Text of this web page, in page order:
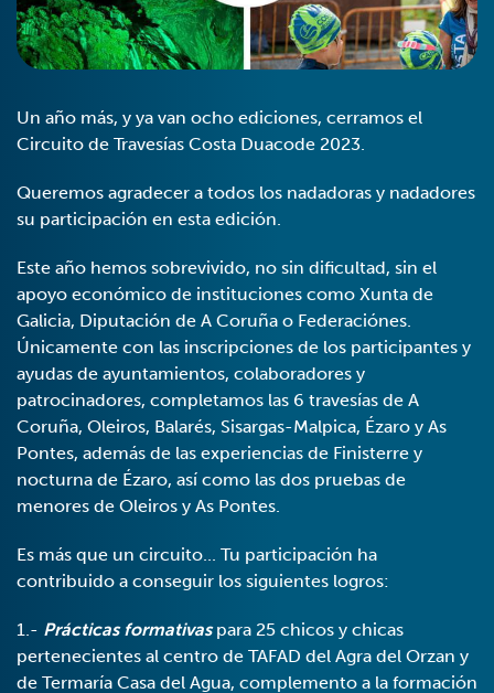
Un año más, y ya van ocho ediciones, cerramos el
Circuito de Travesías Costa Duacode 2023.
Queremos agradecer a todos los nadadoras y nadadores
su participación en esta edición.
Este año hemos sobrevivido, no sin dificultad, sin el
apoyo económico de instituciones como Xunta de
Galicia, Diputación de A Coruña o Federaciónes.
Únicamente con las inscripciones de los participantes y
ayudas de ayuntamientos, colaboradores y
patrocinadores, completamos las 6 travesías de A
Coruña, Oleiros, Balarés, Sisargas-Malpica, Ézaro y As
Pontes, además de las experiencias de Finisterre y
nocturna de Ézaro, así como las dos pruebas de
menores de Oleiros y As Pontes.
Es más que un circuito... Tu participación ha
contribuido a conseguir los siguientes logros:
1.- Prácticas formativaspara 25 chicos y chicas
pertenecientes al centro de TAFAD del Agra del Orzan y
de Termaría Casa del Agua, complemento a la formación